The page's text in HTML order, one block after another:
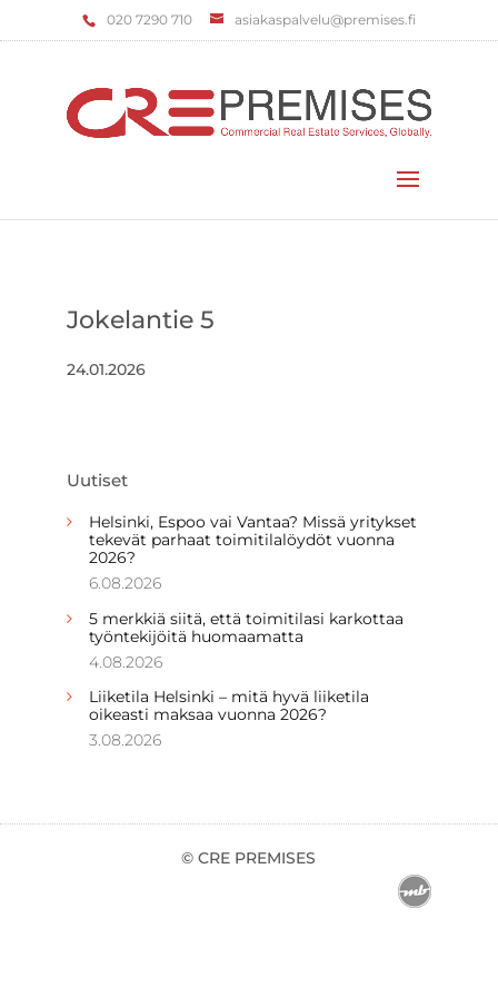
‌020 7290 710 asiakaspalvelu@premises.fi
Jokelantie 5
24.01.2026
Uutiset
Helsinki, Espoo vai Vantaa? Missä yritykset
tekevät parhaat toimitilalöydöt vuonna
2026?
6.08.2026
5 merkkiä siitä, että toimitilasi karkottaa
työntekijöitä huomaamatta
4.08.2026
Liiketila Helsinki – mitä hyvä liiketila
oikeasti maksaa vuonna 2026?
3.08.2026
© CRE PREMISES